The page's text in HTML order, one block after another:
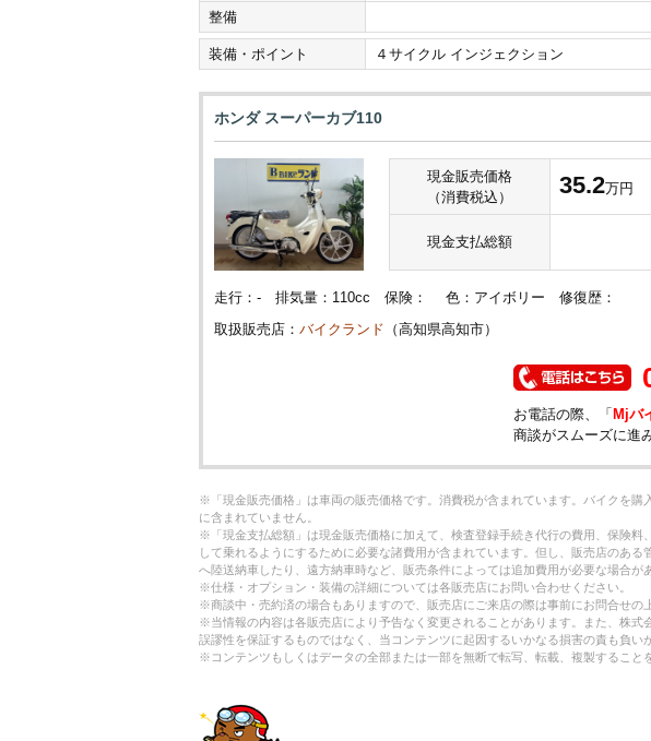
整備
装備・ポイント ４サイクル インジェクション
ホンダ スーパーカブ110
現金販売価格
（消費税込）
35.2万円
現金支払総額
走行：- 排気量：110cc 保険： 色：アイボリー 修復歴：
取扱販売店： バイクランド （高知県高知市）
お電話の際、「 Mjバ
商談がスムーズに進
※「現金販売価格」は車両の販売価格です。消費税が含まれています。バイクを購
に含まれていません。
※「現金支払総額」は現金販売価格に加えて、検査登録手続き代行の費用、保険料
して乗れるようにするために必要な諸費用が含まれています。但し、販売店のあ
へ陸送納車したり、遠方納車時など、販売条件によっては追加費用が必要な場合が
※仕様・オプション・装備の詳細については各販売店にお問い合わせください。
※商談中・売約済の場合もありますので、販売店にご来店の際は事前にお問合せの
※当情報の内容は各販売店により予告なく変更されることがあります。また、株式
誤謬性を保証するものではなく、当コンテンツに起因するいかなる損害の責も負い
※コンテンツもしくはデータの全部または一部を無断で転写、転載、複製すること